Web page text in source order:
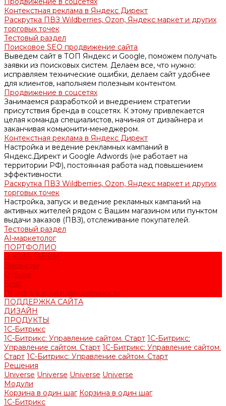
Контекстная реклама в Яндекс Директ
Раскрутка ПВЗ Wildberries, Ozon, Яндекс маркет и других
торговых точек
Тестовый раздел
Поисковое SEO продвижение сайта
Выведем сайт в ТОП Яндекс и Google, поможем получать
заявки из поисковых систем. Делаем все, что нужно:
исправляем технические ошибки, делаем сайт удобнее
для клиентов, наполняем полезным контентом.
Продвижение в соцсетях
Занимаемся разработкой и внедрением стратегии
присутствия бренда в соцсетях. К этому привлекается
целая команда специалистов, начиная от дизайнера и
заканчивая комьюнити-менеджером.
Контекстная реклама в Яндекс Директ
Настройка и ведение рекламных кампаний в
Яндекс.Директ и Google Adwords (не работает на
территории РФ), постоянная работа над повышением
эффективности.
Раскрутка ПВЗ Wildberries, Ozon, Яндекс маркет и других
торговых точек
Настройка, запуск и ведение рекламных кампаний на
активных жителей рядом с Вашим магазином или пунктом
выдачи заказов (ПВЗ), отслеживание покупателей.
Тестовый раздел
AI-маркетолог
ПОРТФОЛИО
О КОМПАНИИ
Вакансии
Отзывы
Блог
Политика конфиденциальности
ПОДДЕРЖКА САЙТА
ДИЗАЙН
ПРОДУКТЫ
1С-Битрикс
1С-Битрикс: Управление сайтом. Старт 1С-Битрикс:
Управление сайтом. Старт 1С-Битрикс: Управление сайтом.
Старт 1С-Битрикс: Управление сайтом. Старт
Решения
Universe Universe Universe Universe
Модули
Корзина в один шаг Корзина в один шаг
1С-Битрикс